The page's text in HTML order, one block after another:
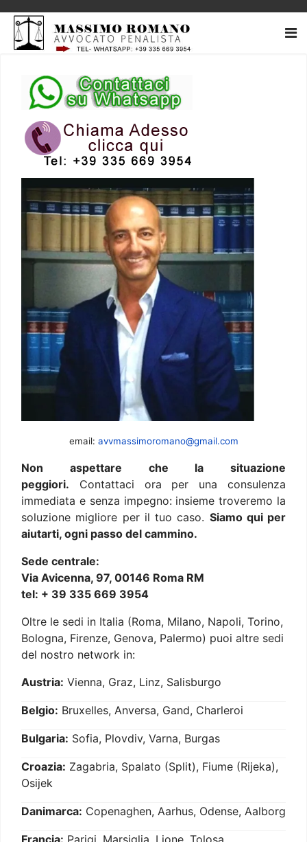
email: avvmassimoromano@gmail.com
Non aspettare che la situazione
peggiori. Contattaci ora per una consulenza
immediata e senza impegno: insieme troveremo la
soluzione migliore per il tuo caso. Siamo qui per
aiutarti, ogni passo del cammino.
Sede centrale:
Via Avicenna, 97, 00146 Roma RM
tel: + 39 335 669 3954
Oltre le sedi in Italia (Roma, Milano, Napoli, Torino,
Bologna, Firenze, Genova, Palermo) puoi altre sedi
del nostro network in:
Austria: Vienna, Graz, Linz, Salisburgo
Belgio: Bruxelles, Anversa, Gand, Charleroi
Bulgaria: Sofia, Plovdiv, Varna, Burgas
Croazia: Zagabria, Spalato (Split), Fiume (Rijeka),
Osijek
Danimarca: Copenaghen, Aarhus, Odense, Aalborg
Francia: Parigi, Marsiglia, Lione, Tolosa